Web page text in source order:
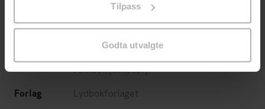
Tilpass
Godta utvalgte
Bjørnstjerne Bjørnson
Johnson(innleser)
Forlag Lydbokforlaget